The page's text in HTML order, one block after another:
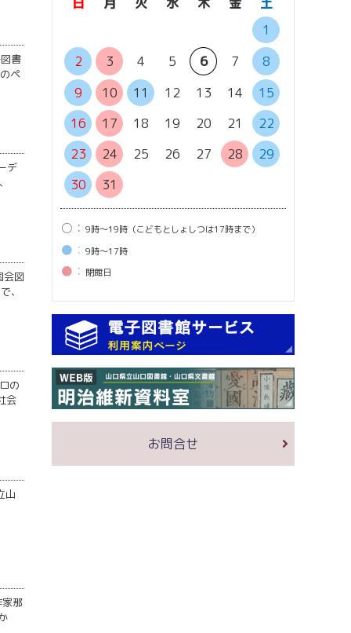
書
ペ
デ
会図
、
の
会
山
那
1
2
3 4 5 6 7
8
9
10 11 12 13 14
15
16
17 18 19 20 21
22
23
24 25 26 27 28
29
30
31
○： 9時〜19時（こどもとしょしつは17時まで）
●： 9時〜17時
●： 閉館⽇
お問合せ